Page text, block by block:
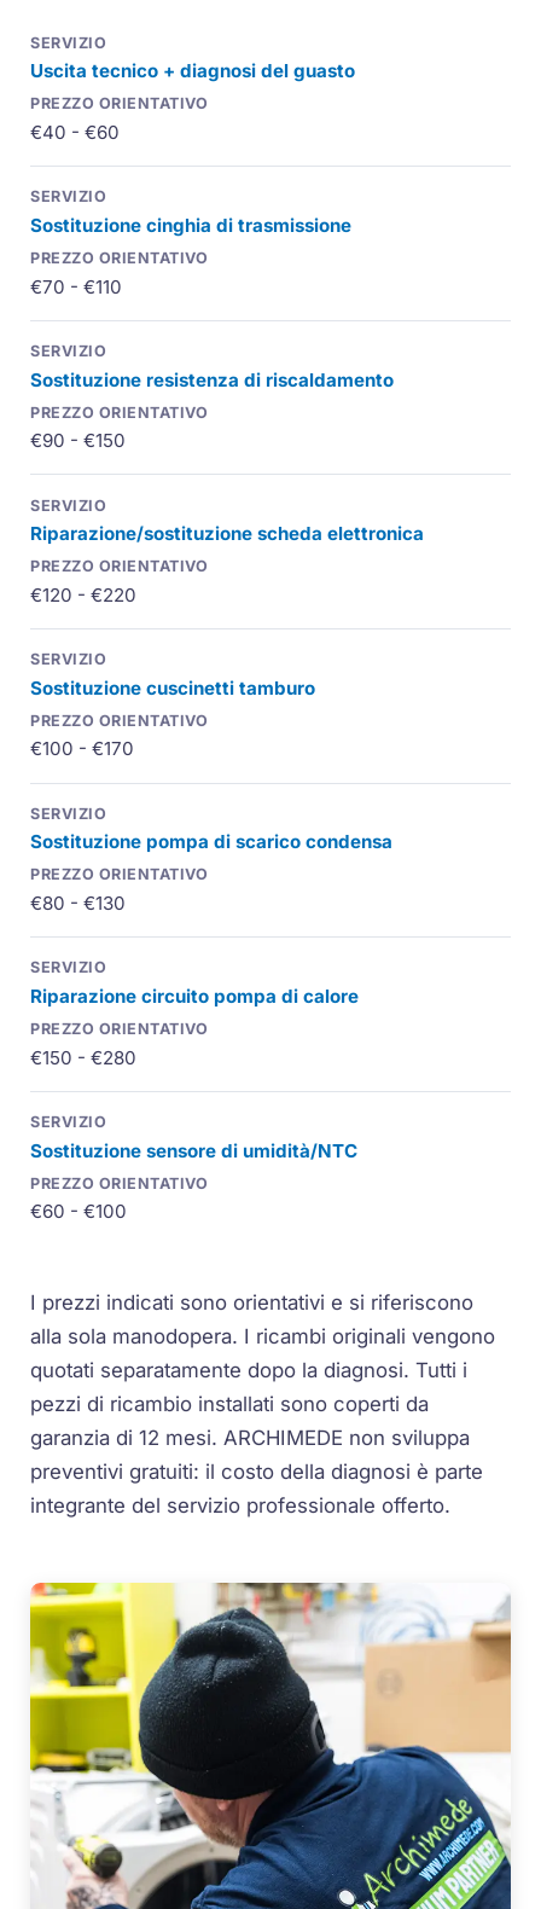
Uscita tecnico + diagnosi del guasto
€40 - €60
Sostituzione cinghia di trasmissione
€70 - €110
Sostituzione resistenza di riscaldamento
€90 - €150
Riparazione/sostituzione scheda elettronica
€120 - €220
Sostituzione cuscinetti tamburo
€100 - €170
Sostituzione pompa di scarico condensa
€80 - €130
Riparazione circuito pompa di calore
€150 - €280
Sostituzione sensore di umidità/NTC
€60 - €100
I prezzi indicati sono orientativi e si riferiscono
alla sola manodopera. I ricambi originali vengono
quotati separatamente dopo la diagnosi. Tutti i
pezzi di ricambio installati sono coperti da
garanzia di 12 mesi. ARCHIMEDE non sviluppa
preventivi gratuiti: il costo della diagnosi è parte
integrante del servizio professionale offerto.